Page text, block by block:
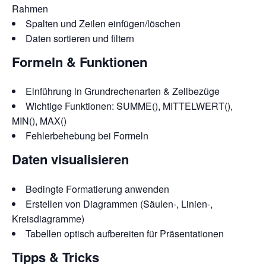
Rahmen
Spalten und Zeilen einfügen/löschen
Daten sortieren und filtern
Formeln & Funktionen
Einführung in Grundrechenarten & Zellbezüge
Wichtige Funktionen: SUMME(), MITTELWERT(),
MIN(), MAX()
Fehlerbehebung bei Formeln
Daten visualisieren
Bedingte Formatierung anwenden
Erstellen von Diagrammen (Säulen-, Linien-,
Kreisdiagramme)
Tabellen optisch aufbereiten für Präsentationen
Tipps & Tricks